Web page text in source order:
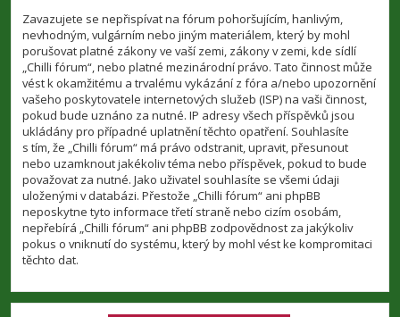
Zavazujete se nepřispívat na fórum pohoršujícím, hanlivým,
nevhodným, vulgárním nebo jiným materiálem, který by mohl
porušovat platné zákony ve vaší zemi, zákony v zemi, kde sídlí
„Chilli fórum“, nebo platné mezinárodní právo. Tato činnost může
vést k okamžitému a trvalému vykázání z fóra a/nebo upozornění
vašeho poskytovatele internetových služeb (ISP) na vaši činnost,
pokud bude uznáno za nutné. IP adresy všech příspěvků jsou
ukládány pro případné uplatnění těchto opatření. Souhlasíte
s tím, že „Chilli fórum“ má právo odstranit, upravit, přesunout
nebo uzamknout jakékoliv téma nebo příspěvek, pokud to bude
považovat za nutné. Jako uživatel souhlasíte se všemi údaji
uloženými v databázi. Přestože „Chilli fórum“ ani phpBB
neposkytne tyto informace třetí straně nebo cizím osobám,
nepřebírá „Chilli fórum“ ani phpBB zodpovědnost za jakýkoliv
pokus o vniknutí do systému, který by mohl vést ke kompromitaci
těchto dat.